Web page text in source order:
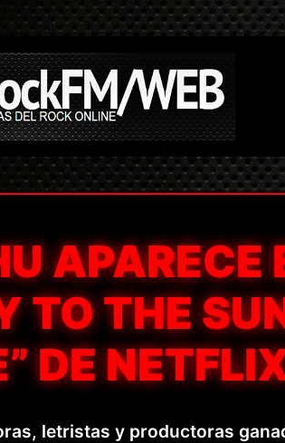
APARECE
TO THE
DE
letristas y productoras